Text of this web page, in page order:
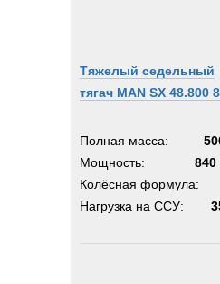
Тяжелый седельный
тягач MAN SX 48.800
Полная масса:
Мощность:
840
Колёсная формула:
Нагрузка на ССУ: